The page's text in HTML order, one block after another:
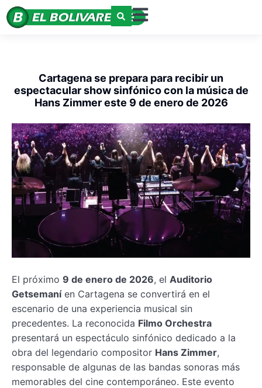
Cartagena se prepara para recibir un
espectacular show sinfónico con la música de
Hans Zimmer este 9 de enero de 2026
El próximo 9 de enero de 2026, el Auditorio
Getsemaníen Cartagena se convertirá en el
escenario de una experiencia musical sin
precedentes. La reconocida Filmo Orchestra
presentará un espectáculo sinfónico dedicado a la
obra del legendario compositor Hans Zimmer,
responsable de algunas de las bandas sonoras más
memorables del cine contemporáneo. Este evento